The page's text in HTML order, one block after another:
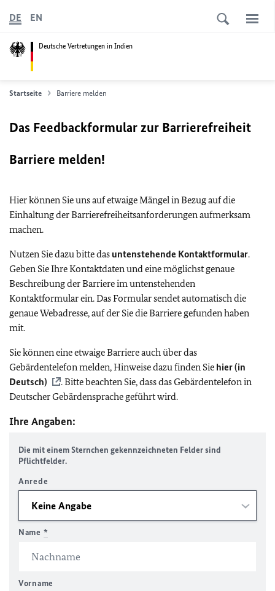
Deutsche Vertretungen in Indien
DE EN
Startseite Barriere melden
Das Feedbackformular zur Barrierefreiheit
Barriere melden!
Hier können Sie uns auf etwaige Mängel in Bezug auf die
Einhaltung der Barrierefreiheitsanforderungen aufmerksam
machen.
Nutzen Sie dazu bitte das untenstehende Kontaktformular.
Geben Sie Ihre Kontaktdaten und eine möglichst genaue
Beschreibung der Barriere im untenstehenden
Kontaktformular ein. Das Formular sendet automatisch die
genaue Webadresse, auf der Sie die Barriere gefunden haben
mit.
Sie können eine etwaige Barriere auch über das
Gebärdentelefon melden, Hinweise dazu finden Sie hier (in
Deutsch)
. Bitte beachten Sie, dass das Gebärdentelefon in
Deutscher Gebärdensprache geführt wird.
Ihre Angaben:
Die mit einem Sternchen gekennzeichneten Felder sind
Pflichtfelder.
Anrede
Name *
Vorname